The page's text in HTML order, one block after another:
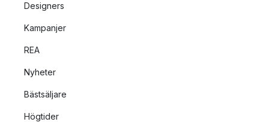
Designers
Kampanjer
REA
Nyheter
Bästsäljare
Högtider